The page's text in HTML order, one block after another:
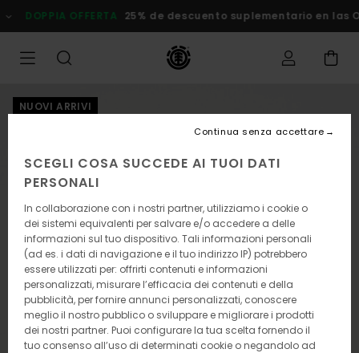
alle
informazioni
prodotto
OFFERTA 25% de descuento suplementario en las
NUOVI ARRIVI
SCEGLI COSA SUCCEDE AI TUOI DATI
PERSONALI
In collaborazione con i nostri partner, utilizziamo i cookie o
dei sistemi equivalenti per salvare e/o accedere a delle
informazioni sul tuo dispositivo. Tali informazioni personali
(ad es. i dati di navigazione e il tuo indirizzo IP) potrebbero
essere utilizzati per: offrirti contenuti e informazioni
personalizzati, misurare l’efficacia dei contenuti e della
pubblicità, per fornire annunci personalizzati, conoscere
meglio il nostro pubblico o sviluppare e migliorare i prodotti
dei nostri partner. Puoi configurare la tua scelta fornendo il
tuo consenso all’uso di determinati cookie o negandolo ad
Continua senza accettare